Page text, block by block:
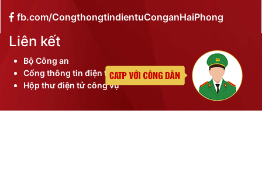
fb.com/CongthongtindientuConganHaiPhong
Liên kết
Bộ Công an
Cổng thông tin điện tử thành phố
Hộp thư điện tử công vụ